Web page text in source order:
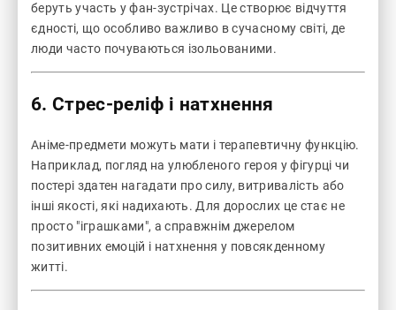
беруть участь у фан-зустрічах. Це створює відчуття
єдності, що особливо важливо в сучасному світі, де
люди часто почуваються ізольованими.
6. Стрес-реліф і натхнення
Аніме-предмети можуть мати і терапевтичну функцію.
Наприклад, погляд на улюбленого героя у фігурці чи
постері здатен нагадати про силу, витривалість або
інші якості, які надихають. Для дорослих це стає не
просто "іграшками", а справжнім джерелом
позитивних емоцій і натхнення у повсякденному
житті.